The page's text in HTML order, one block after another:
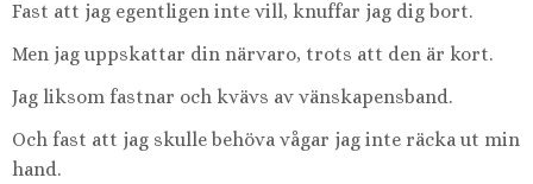
Fast att jag egentligen inte vill, knuffar jag dig bort.
Men jag uppskattar din närvaro, trots att den är kort.
Jag liksom fastnar och kvävs av vänskapensband.
Och fast att jag skulle behöva vågar jag inte räcka ut min
hand.